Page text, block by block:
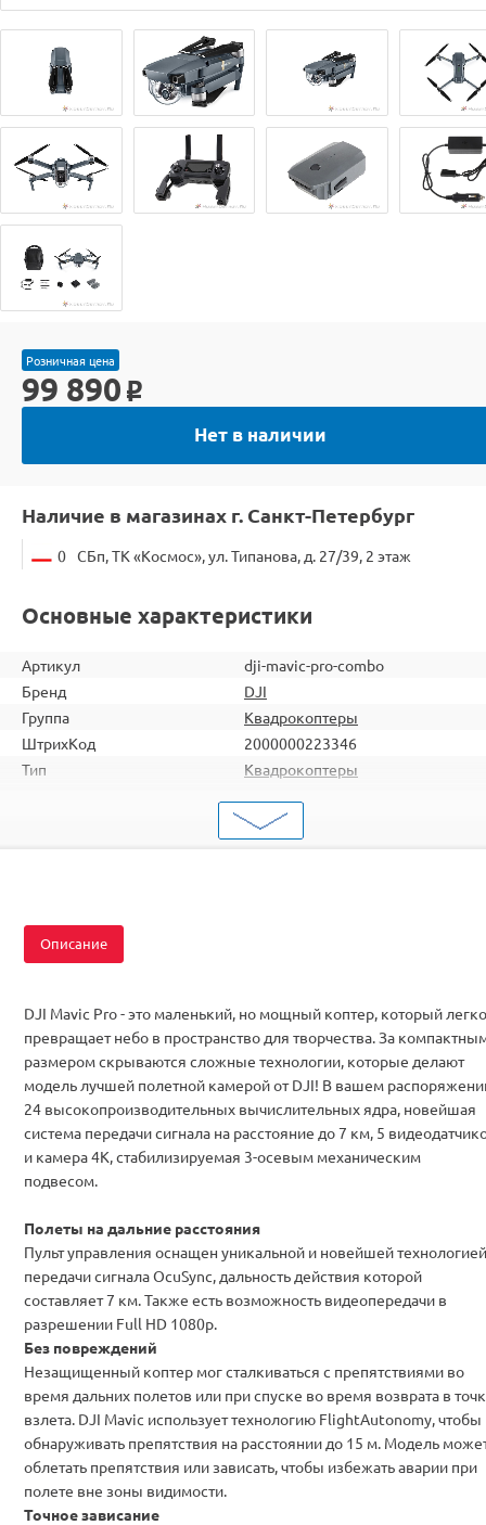
Розничная цена
99 890 o
Нет в наличии
Наличие в магазинах г. Санкт-Петербург
0 СБп, ТК «Космос», ул. Типанова, д. 27/39, 2 этаж
Основные характеристики
Артикул
dji-mavic-pro-combo
Бренд
DJI
Группа
Квадрокоптеры
ШтрихКод
2000000223346
Тип
Квадрокоптеры
с GPS
Описание
DJI Mavic Pro- это маленький, но мощный коптер, который легко
превращает небо в пространство для творчества. За
размером скрываются сложные технологии, которые делают
модель лучшей полетной камерой от DJI! В вашем
24 высокопроизводительных вычислительных ядра новейшая
система передачи сигнала на расстояние до 7 км 5
и камера 4K стабилизируемая 3-осевым механическим
подвесом
Полеты на дальние расстояния
Пульт управления оснащен уникальной и новейшей технологией
передачи сигнала OcuSync, дальность действия которой
составляет 7 км. Также есть возможность видеопередачи в
разрешении Full HD 1080p.
Без повреждений
Незащищенный коптер мог сталкиваться с препятствиями во
время дальних полетов или при спуске во время возврата в
взлета. DJI Mavic использует технологию FlightAutonomy, чтобы
обнаруживать препятствия на расстоянии до 15 м . Модель
облетать препятствия или зависать, чтобы избежать аварии при
полете вне зоны видимости.
Точное зависание